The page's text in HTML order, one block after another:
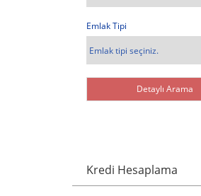
Emlak Tipi
Kredi Hesaplama